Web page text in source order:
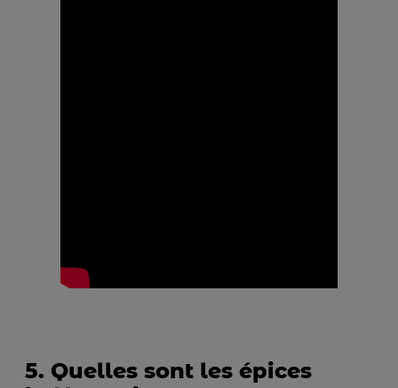
5. Quelles sont les épices